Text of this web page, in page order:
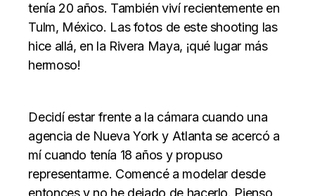
tenía 20 años. También viví recientemente en
Tulm, México. Las fotos de este shooting las
hice allá, en la Rivera Maya, ¡qué lugar más
hermoso!
Decidí estar frente a la cámara cuando una
agencia de Nueva York y Atlanta se acercó a
mí cuando tenía 18 años y propuso
representarme. Comencé a modelar desde
entonces y no he dejado de hacerlo. Pienso